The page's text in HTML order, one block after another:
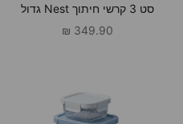
סט 3 קרשי חיתוך Nest גדול
מחיר מבצע
349.90 ₪